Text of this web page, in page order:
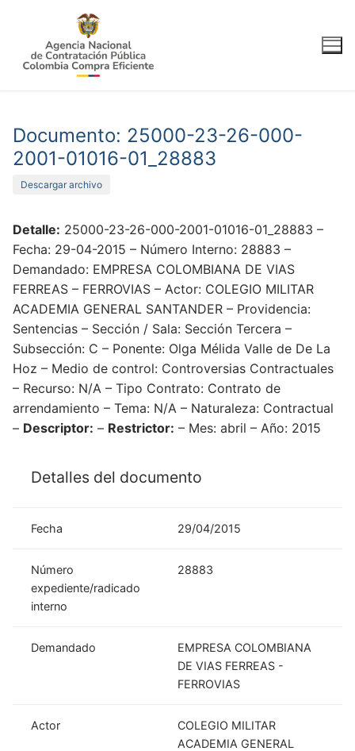
contenido
Documento: 25000-23-26-000-
2001-01016-01_28883
Descargar archivo
Detalle: 25000-23-26-000-2001-01016-01_28883 –
Fecha: 29-04-2015 – Número Interno: 28883 –
Demandado: EMPRESA COLOMBIANA DE VIAS
FERREAS – FERROVIAS – Actor: COLEGIO MILITAR
ACADEMIA GENERAL SANTANDER – Providencia:
Sentencias – Sección / Sala: Sección Tercera –
Subsección: C – Ponente: Olga Mélida Valle de De La
Hoz – Medio de control: Controversias Contractuales
– Recurso: N/A – Tipo Contrato: Contrato de
arrendamiento – Tema: N/A – Naturaleza: Contractual
– Descriptor: – Restrictor: – Mes: abril – Año: 2015
Detalles del documento
Fecha 29/04/2015
Número
expediente/radicado
interno
28883
Demandado
EMPRESA COLOMBIANA
DE VIAS FERREAS -
FERROVIAS
Actor
COLEGIO MILITAR
ACADEMIA GENERAL